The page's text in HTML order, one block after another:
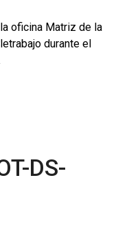
oficina Matriz de la
durante el
DS-